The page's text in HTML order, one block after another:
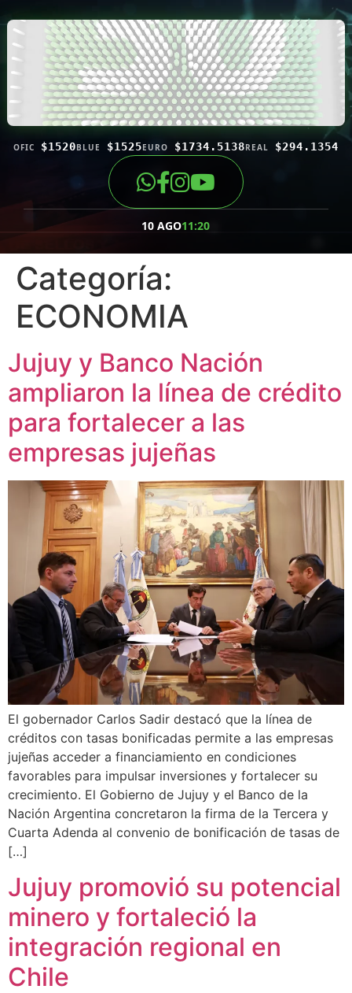
OFIC $1520BLUE $1525EURO $1734.5138REAL $294.1354
10 AGO11:20
Categoría:
ECONOMIA
Jujuy y Banco Nación
ampliaron la línea de crédito
para fortalecer a las
empresas jujeñas
El gobernador Carlos Sadir destacó que la línea de
créditos con tasas bonificadas permite a las empresas
jujeñas acceder a financiamiento en condiciones
favorables para impulsar inversiones y fortalecer su
crecimiento. El Gobierno de Jujuy y el Banco de la
Nación Argentina concretaron la firma de la Tercera y
Cuarta Adenda al convenio de bonificación de tasas de
[…]
Jujuy promovió su potencial
minero y fortaleció la
integración regional en
Chile